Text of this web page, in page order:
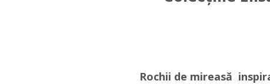
Rochii de mireasă